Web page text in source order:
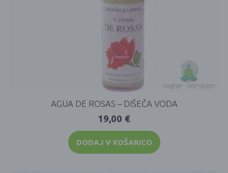
AGUA DE ROSAS – DIŠEČA VODA
19,00 €
DODAJ V KOŠARICO